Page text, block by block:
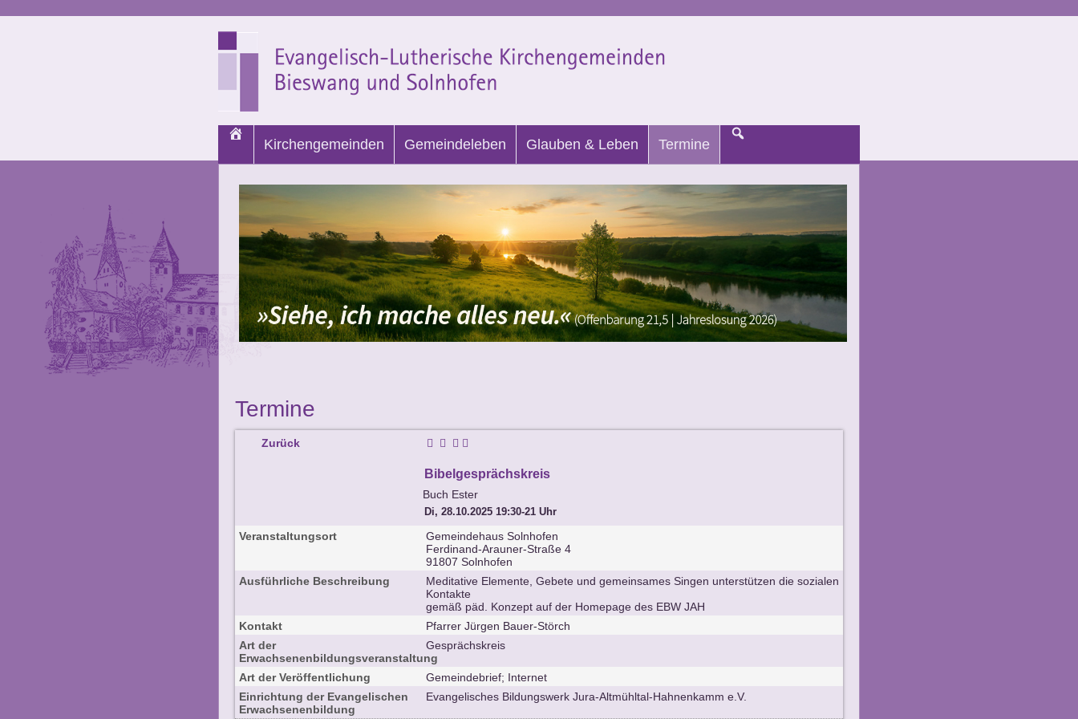
StartKirchengemeinden Gemeindeleben Glauben & Leben Termine
Termine
Zurück
Bibelgesprächskreis
Buch Ester
Di, 28.10.2025 19:30-21 Uhr
Veranstaltungsort
Gemeindehaus Solnhofen
Ferdinand-Arauner-Straße 4
91807 Solnhofen
Ausführliche Beschreibung
Meditative Elemente, Gebete und gemeinsames Singen unterstützen die sozialen
Kontakte
gemäß päd. Konzept auf der Homepage des EBW JAH
Kontakt
Pfarrer Jürgen Bauer-Störch
Art der
Erwachsenenbildungsveranstaltung
Gesprächskreis
Art der Veröffentlichung
Gemeindebrief; Internet
Einrichtung der Evangelischen
Erwachsenenbildung
Evangelisches Bildungswerk Jura-Altmühltal-Hahnenkamm e.V.